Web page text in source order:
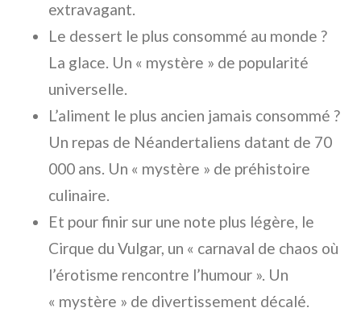
extravagant.
Le dessert le plus consommé au monde ?
La glace. Un « mystère » de popularité
universelle.
L’aliment le plus ancien jamais consommé ?
Un repas de Néandertaliens datant de 70
000 ans. Un « mystère » de préhistoire
culinaire.
Et pour finir sur une note plus légère, le
Cirque du Vulgar, un « carnaval de chaos où
l’érotisme rencontre l’humour ». Un
« mystère » de divertissement décalé.